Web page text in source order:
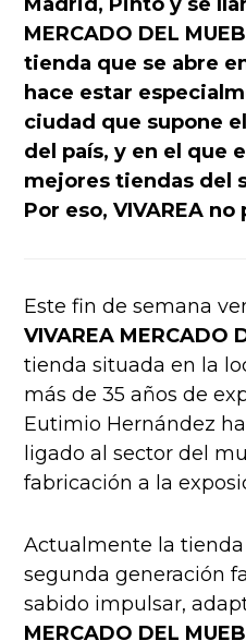
MERCADO DEL
tienda que se abre
hace estar
ciudad que supone
del país, y en el que
mejores tiendas del
Por eso, VIVAREA
Este fin de semana
VIVAREA MERCADO
tienda situada en la
más de 35 años de
Eutimio Hernández
ligado al sector del
fabricación a la
Actualmente la
segunda generación
sabido impulsar,
MERCADO DEL